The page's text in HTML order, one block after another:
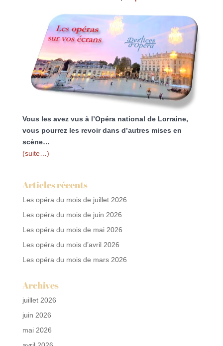
Vous les avez vus à l’Opéra national de Lorraine,
vous pourrez les revoir dans d’autres mises en
scène…
(suite…)
Articles récents
Les opéra du mois de juillet 2026
Les opéra du mois de juin 2026
Les opéra du mois de mai 2026
Les opéra du mois d’avril 2026
Les opéra du mois de mars 2026
Archives
juillet 2026
juin 2026
mai 2026